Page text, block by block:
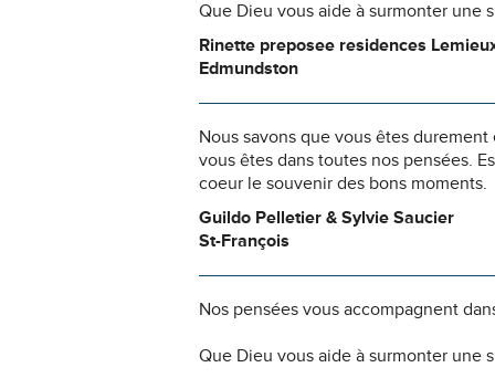
Que Dieu vous aide à surmonter une
Rinette preposee residences
Edmundston
Nous savons que vous êtes
vous êtes dans toutes nos pensées.
coeur le souvenir des bons moments.
Guildo Pelletier & Sylvie Saucier
St-François
Nos pensées vous accompagnent
Que Dieu vous aide à surmonter une